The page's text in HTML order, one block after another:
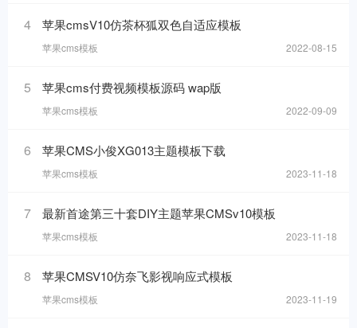
4 苹果cmsV10仿茶杯狐双色自适应模板
苹果cms模板 2022-08-15
5 苹果cms付费视频模板源码 wap版
苹果cms模板 2022-09-09
6 苹果CMS小俊XG013主题模板下载
苹果cms模板 2023-11-18
7 最新首途第三十套DIY主题苹果CMSv10模板
苹果cms模板 2023-11-18
8 苹果CMSV10仿奈飞影视响应式模板
苹果cms模板 2023-11-19